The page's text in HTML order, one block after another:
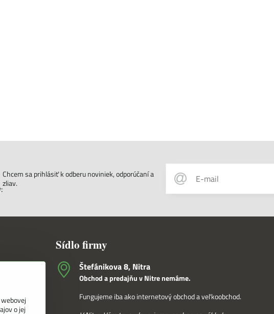
Chcem sa prihlásiť k odberu noviniek, odporúčaní a
zliav.
Sídlo firmy
Štefánikova 8, Nitra
Obchod a predajňu v Nitre nemáme.
Fungujeme iba ako internetový obchod a veľkoobchod.
o jej